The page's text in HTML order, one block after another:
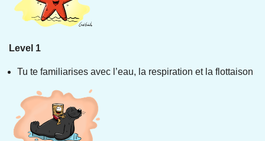
Level 1
Tu te familiarises avec l’eau, la respiration et la flottaison